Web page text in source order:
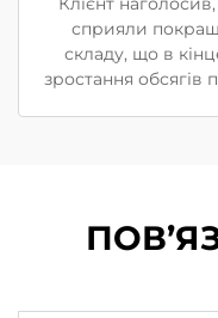
сприяли
складу, що в
зростання обсягів